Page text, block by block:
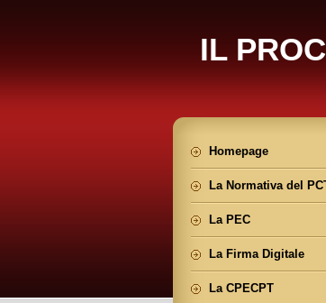
IL
Homepage
La Normativa del
La PEC
La Firma Digitale
La CPECPT